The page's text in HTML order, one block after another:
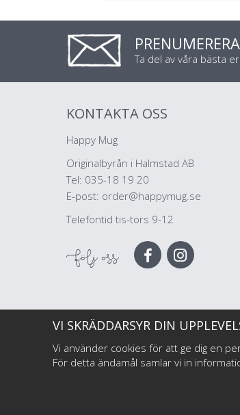
Ta del av våra bästa
KONTAKTA OSS
Happy Mug
Originalbyrån i Halmstad AB
Tel: 035-18 19 20
E-post: order@happymug.se
Telefontid tis-tors 9-12
Följ oss
VI SKRÄDDARSYR DIN
Vi använder cookies för att ge dig en
För detta ändamål samlar vi in